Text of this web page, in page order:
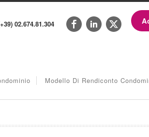
02.674.81.304
Modello Di Rendiconto